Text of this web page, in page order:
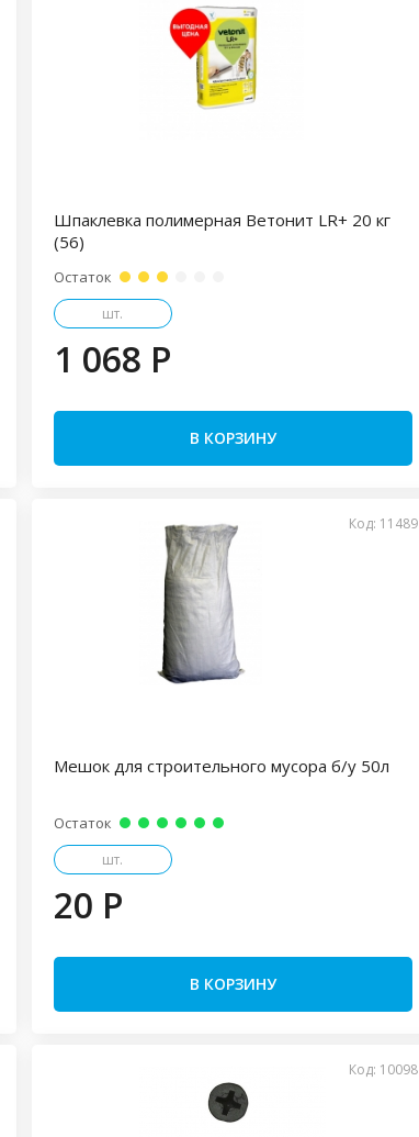
Шпаклевка полимерная Ветонит LR+ 20 кг
(56)
Остаток
шт.
1 068 P
В КОРЗИНУ
Код: 11489
Мешок для строительного мусора б/у 50л
Остаток
шт.
20 P
В КОРЗИНУ
Код: 10098